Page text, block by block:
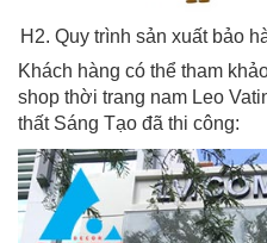
H2. Quy trình sản xuất bảo
Khách hàng có thể tham
shop thời trang nam Leo
thất Sáng Tạo đã thi công: